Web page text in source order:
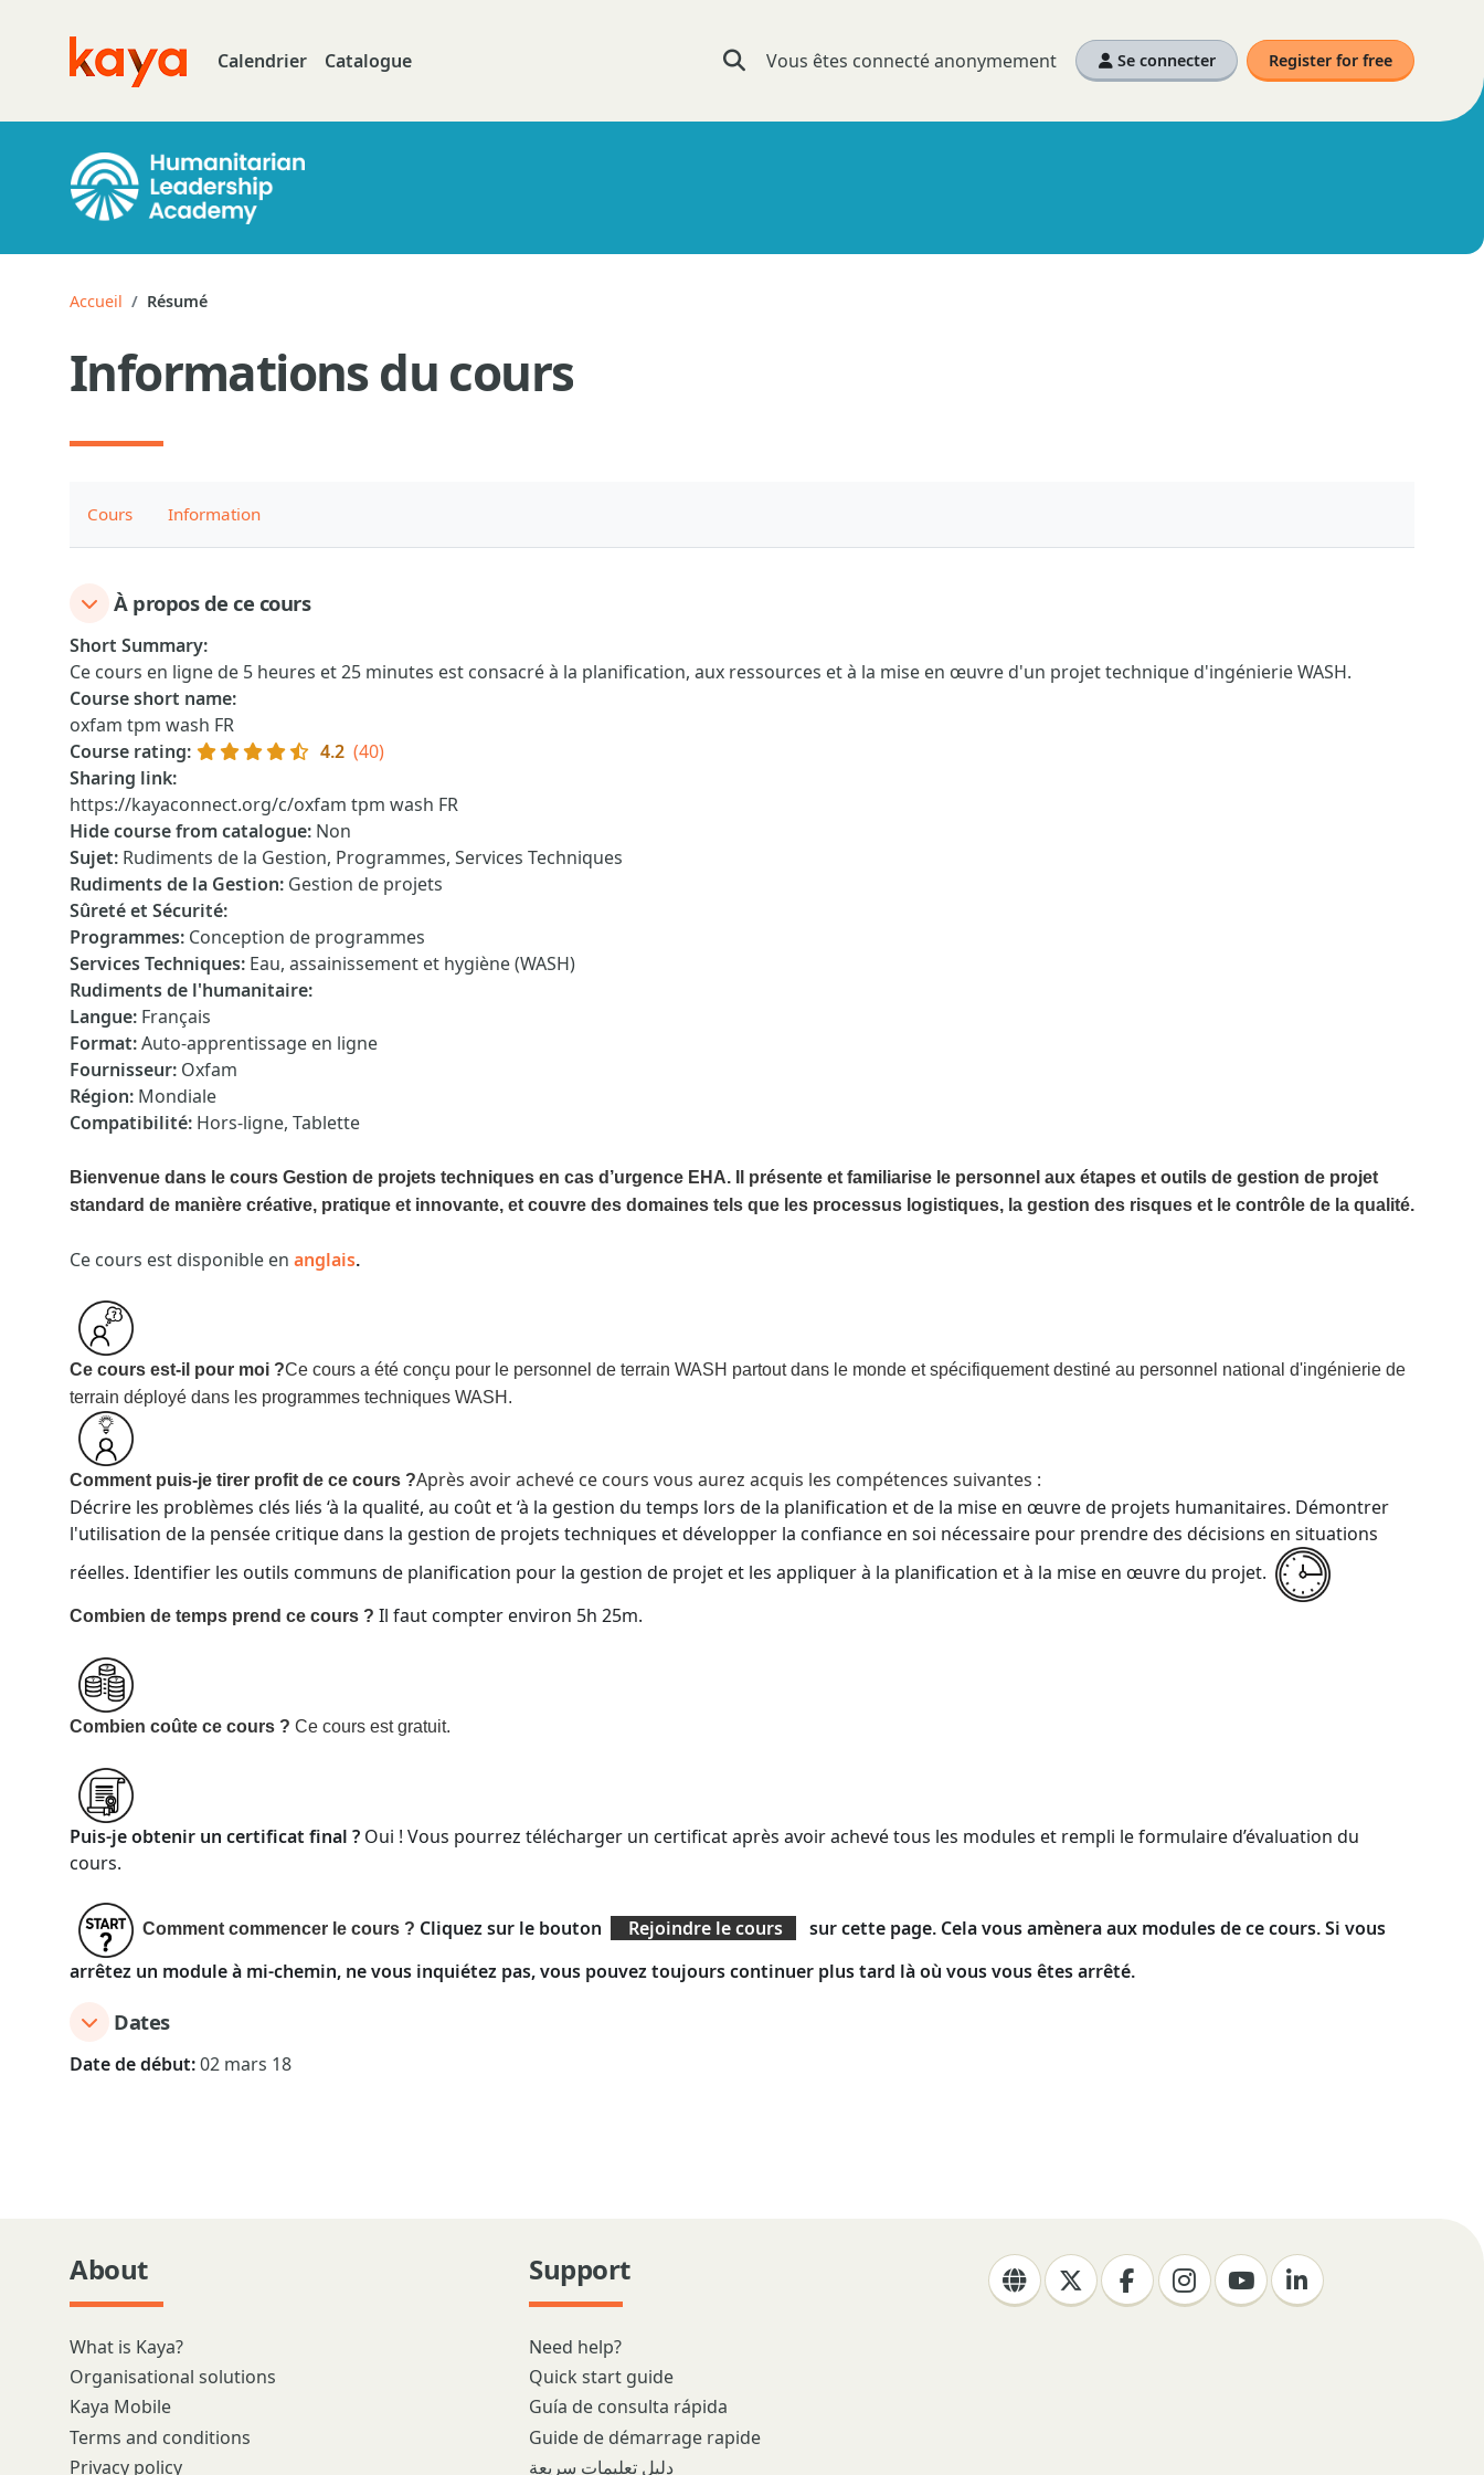
Go to home Calendrier Catalogue Activer/désactiver la saisie de recherche
Vous êtes connecté anonymement Se connecter Register for free
Accueil Résumé
Informations du cours
Cours Information
À propos de ce cours
Short Summary:
Ce cours en ligne de 5 heures et 25 minutes est consacré à la planification, aux ressources et à la mise en œuvre d'un projet technique d'ingénierie WASH.
Course short name:
oxfam tpm wash FR
Course rating: 4.2 (40)
Sharing link:
https://kayaconnect.org/c/oxfam tpm wash FR
Hide course from catalogue: Non
Sujet: Rudiments de la Gestion, Programmes, Services Techniques
Rudiments de la Gestion: Gestion de projets
Sûreté et Sécurité:
Programmes: Conception de programmes
Services Techniques: Eau, assainissement et hygiène (WASH)
Rudiments de l'humanitaire:
Langue: Français
Format:Auto-apprentissage en ligne
Fournisseur: Oxfam
Région: Mondiale
Compatibilité: Hors-ligne, Tablette
Bienvenue dans le cours Gestion de projets techniques en cas d’urgence EHA.
Il présente et familiarise le personnel aux étapes et outils de gestion de projet
standard de manière créative, pratique et innovante, et couvre des domaines tels que les processus logistiques, la gestion des risques et le contrôle de la qualité.
Ce cours est disponible en anglais.
Ce cours est-il pour moi ?Ce cours a été conçu pour le personnel de terrain WASH partout dans le monde et spécifiquement destiné au personnel national d'ingénierie de
terrain déployé dans les programmes techniques WASH.
Comment puis-je tirer profit de ce cours ?Après avoir achevé ce cours vous aurez acquis les compétences suivantes :
Décrire les problèmes clés liés ‘à la qualité, au coût et ‘à la gestion du temps lors de la planification et de la mise en œuvre de projets humanitaires. Démontrer
l'utilisation de la pensée critique dans la gestion de projets techniques et développer la confiance en soi nécessaire pour prendre des décisions en situations
réelles. Identifier les outils communs de planification pour la gestion de projet et les appliquer à la planification et à la mise en œuvre du projet.
Combien de temps prend ce cours ? Il faut compter environ 5h 25m.
Combien coûte ce cours ? Ce cours estgratuit.
Puis-je obtenir un certificat final ? Oui ! Vous pourrez télécharger un certificat après avoir achevé tous les modules et rempli le formulaire d’évaluation du
cours.
Comment commencer le cours ? Cliquez sur le bouton Rejoindre le cours
sur cette page. Cela vous amènera aux modules de ce cours. Si vous
arrêtez un module à mi-chemin, ne vous inquiétez pas, vous pouvez toujours continuer plus tard là où vous vous êtes arrêté.
Dates
Date de début:02 mars 18
About
What is Kaya?
Organisational solutions
Kaya Mobile
Terms and conditions
Privacy policy
Support
Need help?
Quick start guide
Guía de consulta rápida
Guide de démarrage rapide
دليل تعليمات سريعة